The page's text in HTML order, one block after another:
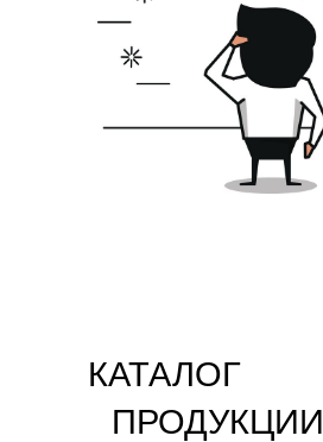
КАТАЛОГ
ПРОДУКЦИИ